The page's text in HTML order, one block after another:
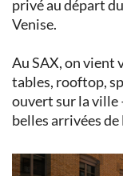
privé au départ
Venise.
Au SAX, on vient
tables, rooftop,
ouvert sur la ville
belles arrivées de